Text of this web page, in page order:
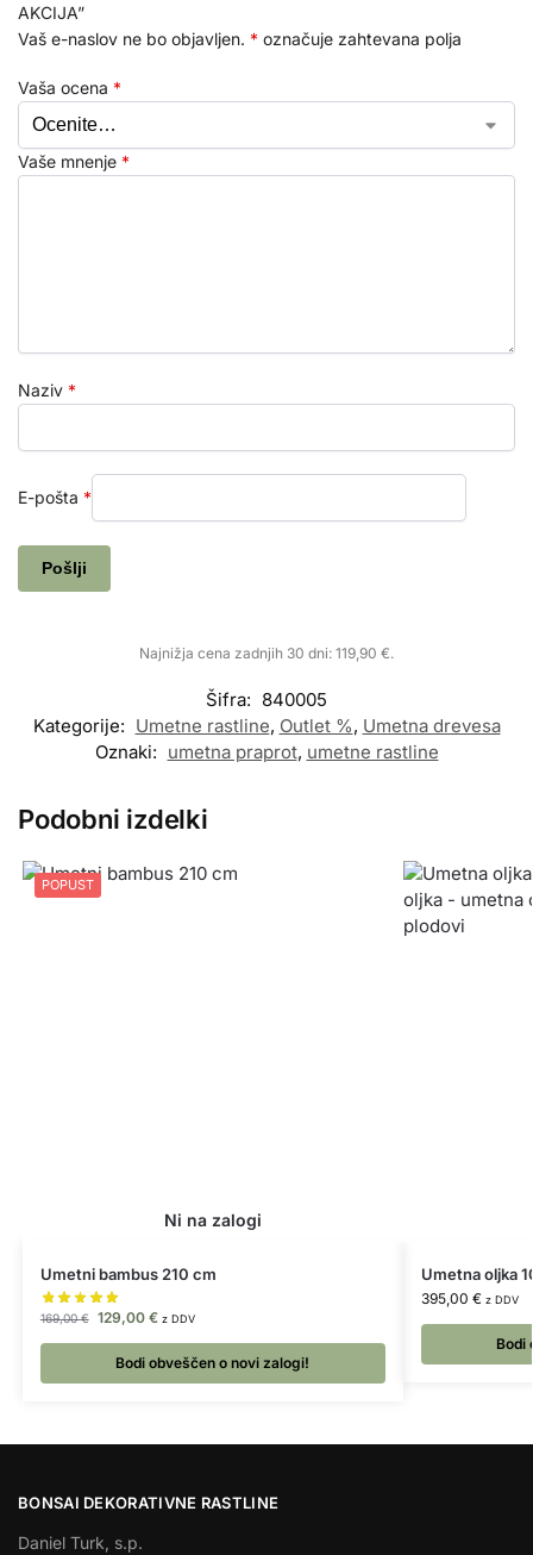
AKCIJA”
Vaš e-naslov ne bo objavljen. * označuje zahtevana polja
Vaša ocena *
Vaše mnenje *
Naziv *
E-pošta *
Najnižja cena zadnjih 30 dni: 119,90 €.
Šifra: 840005
Kategorije: Umetne rastline, Outlet %, Umetna drevesa
Oznaki: umetna praprot, umetne rastline
Podobni izdelki
POPUST
Umetni bambus 210 cm
169,00€ 129,00 € z DDV
Bodi obveščen o novi zalogi!
Umetna oljka
395,00 € z DDV
Bodi
BONSAI DEKORATIVNE RASTLINE
Daniel Turk, s.p.